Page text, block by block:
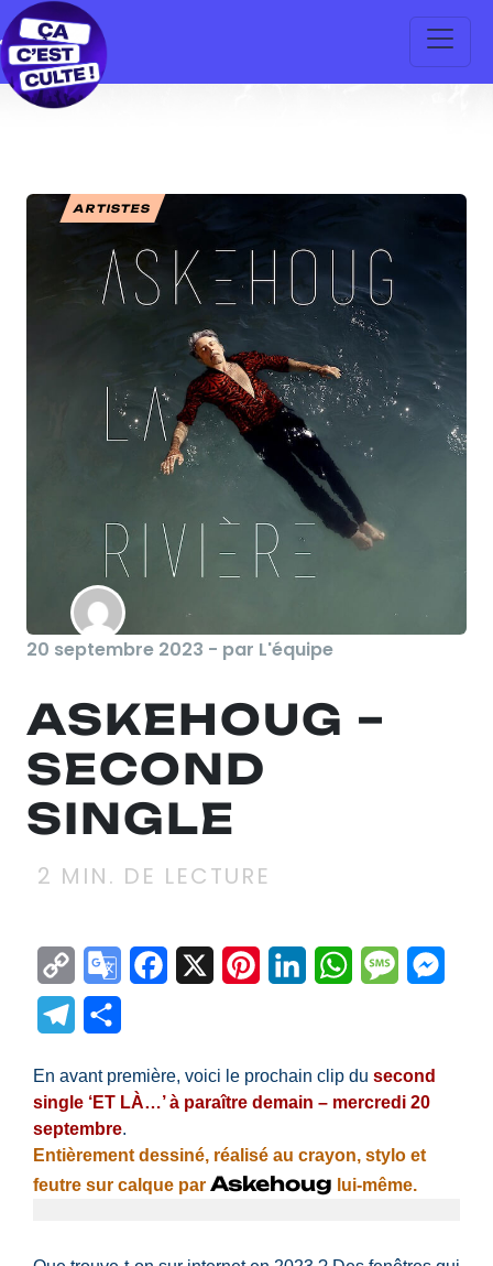
ARTISTES
20 septembre 2023 - par L'équipe
ASKEHOUG –
SECOND
SINGLE
2 MIN. DE LECTURE
Copy
Link
GoogleFacebook
X Pinterest
LinkedInWhatsApp
Telegram
En avant première, voici le prochain clip du second
single ‘ET LÀ…’ à paraître demain – mercredi 20
septembre.
Entièrement dessiné, réalisé au crayon, stylo et
feutre sur calque par Askehoug lui-même.